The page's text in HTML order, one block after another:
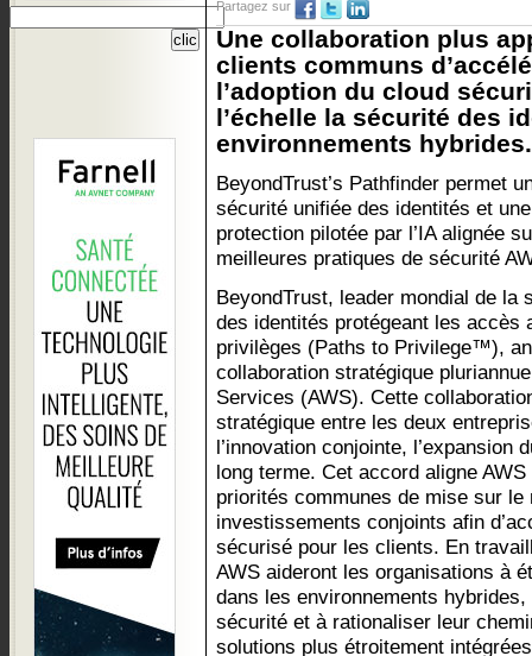
Partagez sur
Une collaboration plus
clients communs
l’adoption du cloud
l’échelle la sécurité des
environnements
BeyondTrust’s Pathfinder permet
sécurité unifiée des identités et une
protection pilotée par l’IA alignée
meilleures pratiques de sécurité
BeyondTrust, leader mondial de la
des identités protégeant les accès
privilèges (Paths to Privilege™),
collaboration stratégique
Services (AWS). Cette
stratégique entre les deux
l’innovation conjointe, l’expansion
long terme. Cet accord aligne
priorités communes de mise sur le
investissements conjoints afin
sécurisé pour les clients. En
AWS aideront les organisations à
dans les environnements
sécurité et à rationaliser leur
solutions plus étroitement